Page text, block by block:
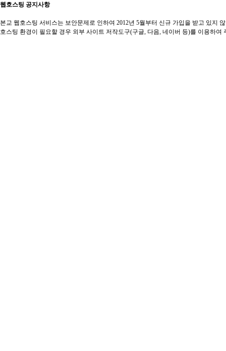
웹호스팅 공지사항
본교 웹호스팅 서비스는 보안문제로 인하여 2012년 5월부터 신규 가입을 받고 있지
호스팅 환경이 필요할 경우 외부 사이트 저작도구(구글, 다음, 네이버 등)를 이용하여